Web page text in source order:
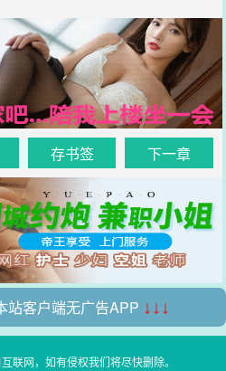
存书签 下一章
站客户端无广告APP ↓↓↓
联网，如有侵权我们将尽快删除。